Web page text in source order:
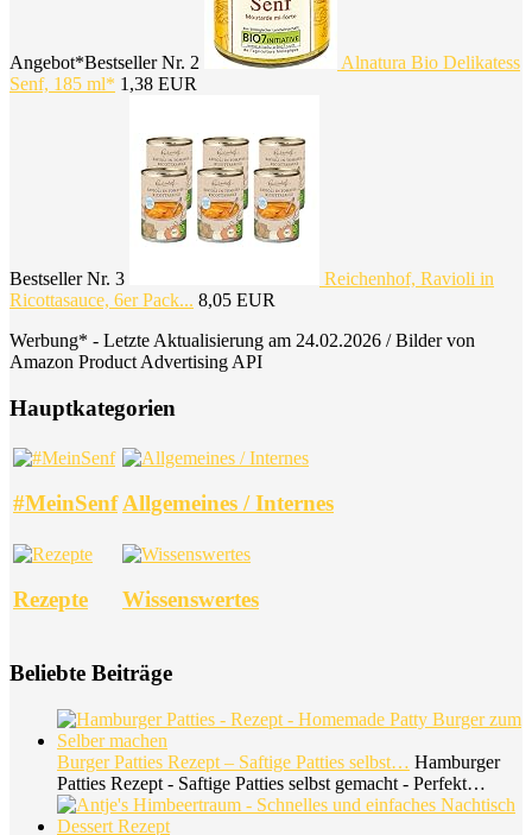
Angebot*Bestseller Nr. 2
Alnatura Bio Delikatess
Senf, 185 ml* 1,38 EUR
Bestseller Nr. 3
Reichenhof, Ravioli in
Ricottasauce, 6er Pack... 8,05 EUR
Werbung* - Letzte Aktualisierung am 24.02.2026 / Bilder von
Amazon Product Advertising API
Hauptkategorien
#MeinSenfAllgemeines / Internes
Rezepte Wissenswertes
Beliebte Beiträge
Burger Patties Rezept – Saftige Patties selbst… Hamburger
Patties Rezept - Saftige Patties selbst gemacht - Perfekt…